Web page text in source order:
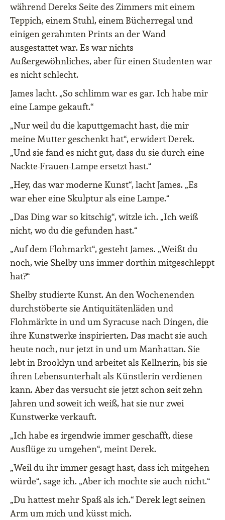
während Dereks Seite des Zimmers mit einem
Teppich, einem Stuhl, einem Bücherregal und
einigen gerahmten Prints an der Wand
ausgestattet war. Es war nichts
Außergewöhnliches, aber für einen Studenten war
es nicht schlecht.
James lacht. „So schlimm war es gar. Ich habe mir
eine Lampe gekauft.“
„Nur weil du die kaputtgemacht hast, die mir
meine Mutter geschenkt hat“, erwidert Derek.
„Und sie fand es nicht gut, dass du sie durch eine
Nackte-Frauen-Lampe ersetzt hast.“
„Hey, das war moderne Kunst“, lacht James. „Es
war eher eine Skulptur als eine Lampe.“
„Das Ding war so kitschig“, witzle ich. „Ich weiß
nicht, wo du die gefunden hast.“
„Auf dem Flohmarkt“, gesteht James. „Weißt du
noch, wie Shelby uns immer dorthin mitgeschleppt
hat?“
Shelby studierte Kunst. An den Wochenenden
durchstöberte sie Antiquitätenläden und
Flohmärkte in und um Syracuse nach Dingen, die
ihre Kunstwerke inspirierten. Das macht sie auch
heute noch, nur jetzt in und um Manhattan. Sie
lebt in Brooklyn und arbeitet als Kellnerin, bis sie
ihren Lebensunterhalt als Künstlerin verdienen
kann. Aber das versucht sie jetzt schon seit zehn
Jahren und soweit ich weiß, hat sie nur zwei
Kunstwerke verkauft.
„Ich habe es irgendwie immer geschafft, diese
Ausflüge zu umgehen“, meint Derek.
„Weil du ihr immer gesagt hast, dass ich mitgehen
würde“, sage ich. „Aber ich mochte sie auch nicht.“
„Du hattest mehr Spaß als ich.“ Derek legt seinen
Arm um mich und küsst mich.